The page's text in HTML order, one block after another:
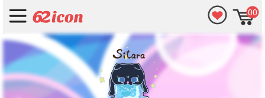
00